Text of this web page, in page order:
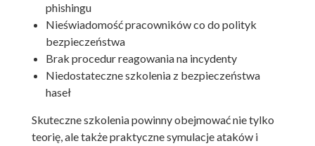
phishingu
Nieświadomość pracowników co do polityk
bezpieczeństwa
Brak procedur reagowania na incydenty
Niedostateczne szkolenia z bezpieczeństwa
haseł
Skuteczne szkolenia powinny obejmować nie tylko
teorię, ale także praktyczne symulacje ataków i